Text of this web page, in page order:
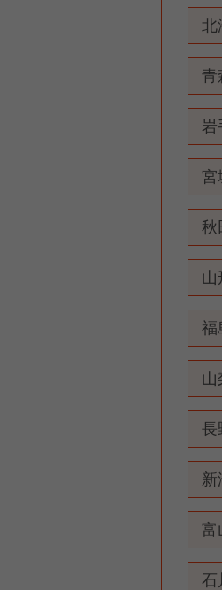
北
青
岩
宮
秋
山
福
山
長
新
富
石